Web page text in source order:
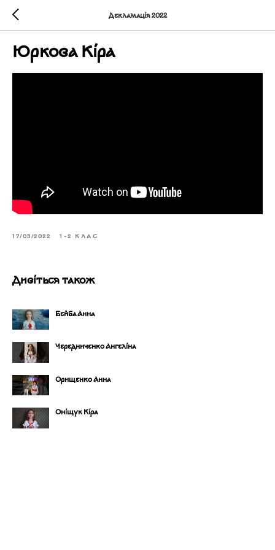
Декламація 2022
Юркова Кіра
17/03/2022 1-2 КЛАС
Дивіться також
Бейба Анна
Чередниченко Ангеліна
Орищенко Анна
Оніщук Кіра